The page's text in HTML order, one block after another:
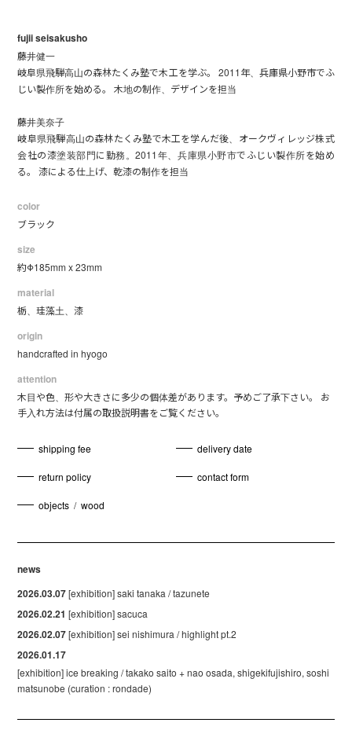
fujii seisakusho
藤井健一
岐阜県飛騨高山の森林たくみ塾で木工を学ぶ。 2011年、兵庫県小野市でふ
じい製作所を始める。 木地の制作、デザインを担当
藤井美奈子
岐阜県飛騨高山の森林たくみ塾で木工を学んだ後、オークヴィレッジ株式
会社の漆塗装部門に勤務。2011年、兵庫県小野市でふじい製作所を始め
る。 漆による仕上げ、乾漆の制作を担当
color
ブラック
size
約Φ185mm x 23mm
material
栃、珪藻土、漆
origin
handcrafted in hyogo
attention
木目や色、形や大きさに多少の個体差があります。予めご了承下さい。 お
手入れ方法は付属の取扱説明書をご覧ください。
shipping fee delivery date
return policy contact form
objects / wood
news
2026.03.07[exhibition] saki tanaka / tazunete
2026.02.21 [exhibition] sacuca
2026.02.07[exhibition] sei nishimura / highlight pt.2
2026.01.17
[exhibition] ice breaking / takako saito + nao osada, shigekifujishiro, soshi
matsunobe (curation : rondade)